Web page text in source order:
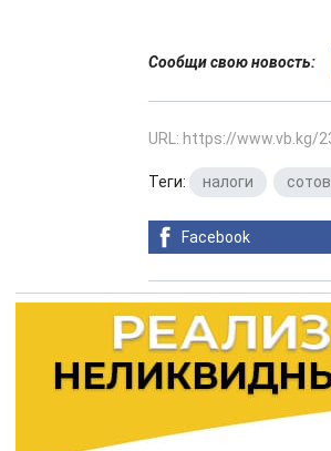
Сообщи свою новость:
URL: https://www.vb.kg/
Теги: налоги
Facebook